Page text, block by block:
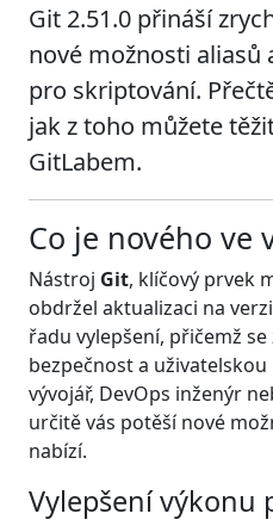
Git 2.51.0 přináší
nové možnosti aliasů
pro skriptování.
jak z toho můžete
GitLabem.
Co je nového ve
Nástroj Git, klíčový prvek
obdržel aktualizaci na verzi
řadu vylepšení, přičemž
bezpečnost a
vývojář, DevOps inženýr
určitě vás potěší nové
nabízí.
Vylepšení výkonu